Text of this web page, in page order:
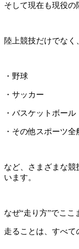
そして現在も現役の
陸上競技だけでなく
・野球
・サッカー
・バスケットボール
・その他スポーツ全
など、さまざまな競
います。
なぜ“走り方”でここ
走ることは、すべて